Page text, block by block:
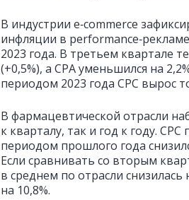
В индустрии e‑commerce
инфляции в
2023 года. В третьем квартале
(+0,5%), а CPA уменьшился на
периодом 2023 года CPC вырос
В фармацевтической отрасли
к кварталу, так и год к году.
периодом прошлого года
Если сравнивать со вторым
в среднем по отрасли
на 10,8%.